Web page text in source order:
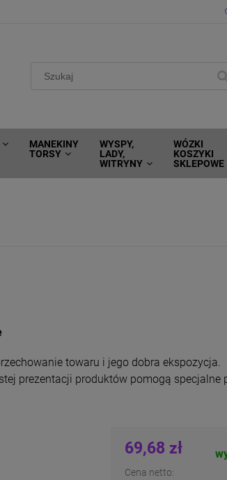
MANEKINY
TORSY
WYSPY,
LADY,
WITRYNY
WÓZKI
KOSZYKI
SKLEPOWE
towaru i jego dobra ekspozycja.
prezentacji produktów pomogą specjalne
69,68 zł
Cena netto: